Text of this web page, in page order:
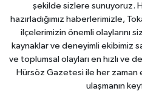
şekilde sizlere sunuyoruz.
hazırladığımız haberlerimizle,
ilçelerimizin önemli olaylarını
kaynaklar ve deneyimli ekibimiz
ve toplumsal olayları en hızlı ve
Hürsöz Gazetesi ile her zaman
ulaşmanın